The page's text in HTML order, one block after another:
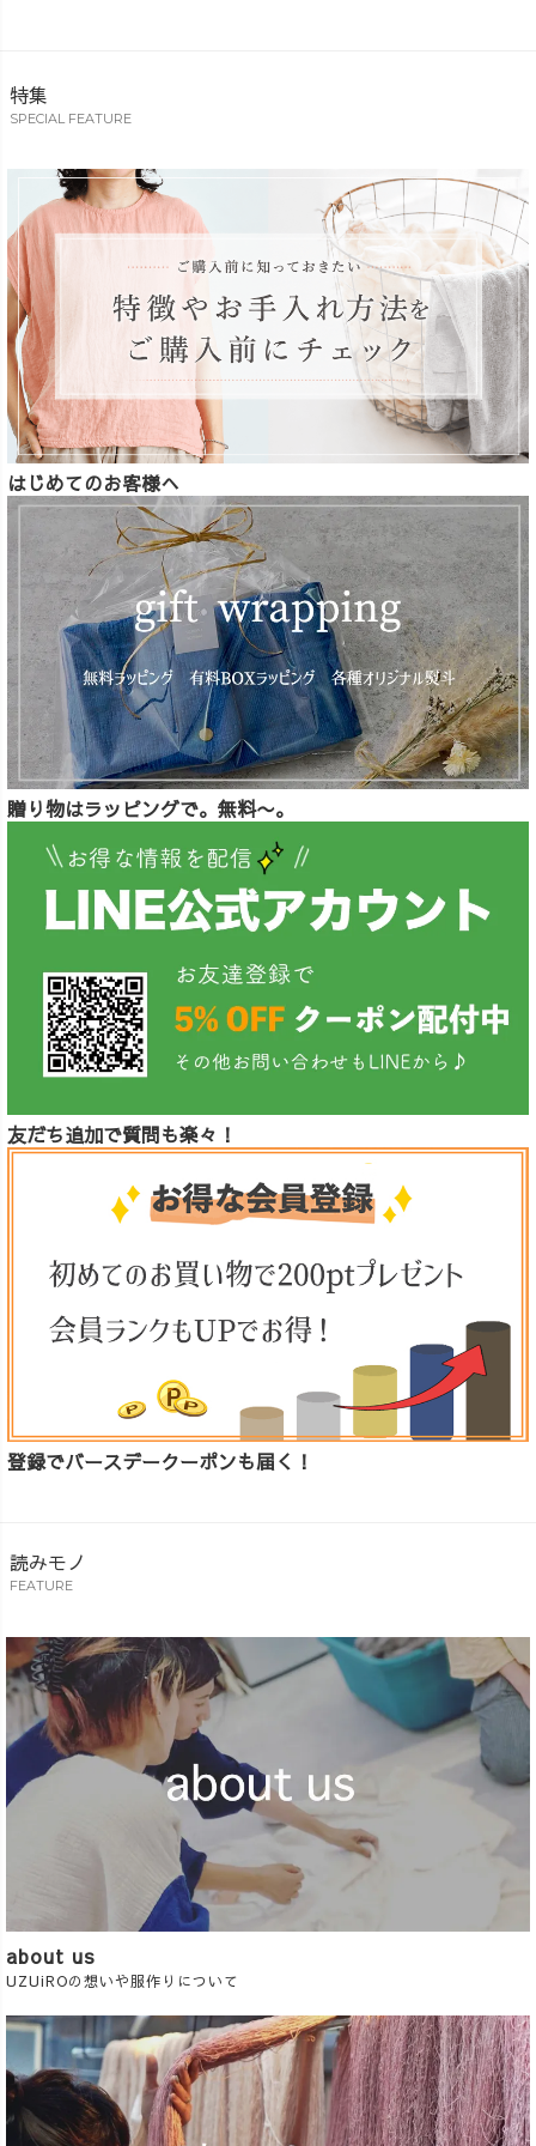
特集
SPECIAL FEATURE
はじめてのお客様へ
贈り物はラッピングで。無料〜。
友だち追加で質問も楽々！
登録でバースデークーポンも届く！
読みモノ
FEATURE
about us
UZUiROの想いや服作りについて